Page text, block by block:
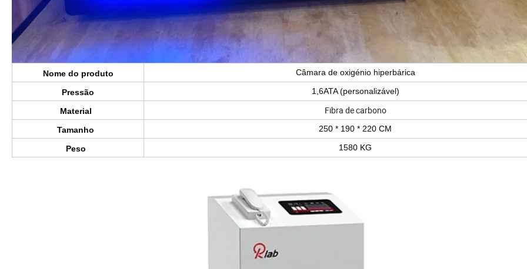
Nome do produto Câmara de oxigénio hiperbárica
Pressão 1,6ATA (personalizável)
Material Fibra de carbono
Tamanho 250 * 190 * 220 CM
Peso 1580 KG